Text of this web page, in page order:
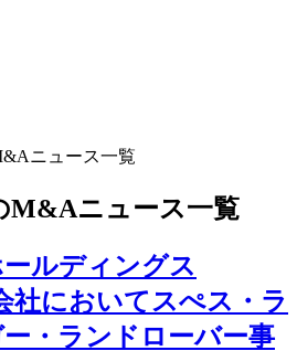
ニュース一覧
M&Aニュース一覧
ルディングス
社においてスぺス・ラ
・ランドローバー事